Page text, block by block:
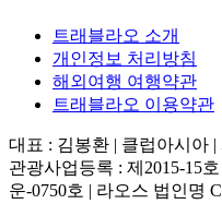
트래블라오 소개
개인정보 처리방침
해외여행 여행약관
트래블라오 이용약관
대표 : 김봉환 | 클럽아시아 |
관광사업등록 : 제2015-15
운-0750호 | 라오스 법인명